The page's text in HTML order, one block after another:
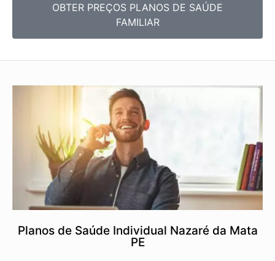
OBTER PREÇOS PLANOS DE SAÚDE
FAMILIAR
Planos de Saúde Individual Nazaré da Mata
PE